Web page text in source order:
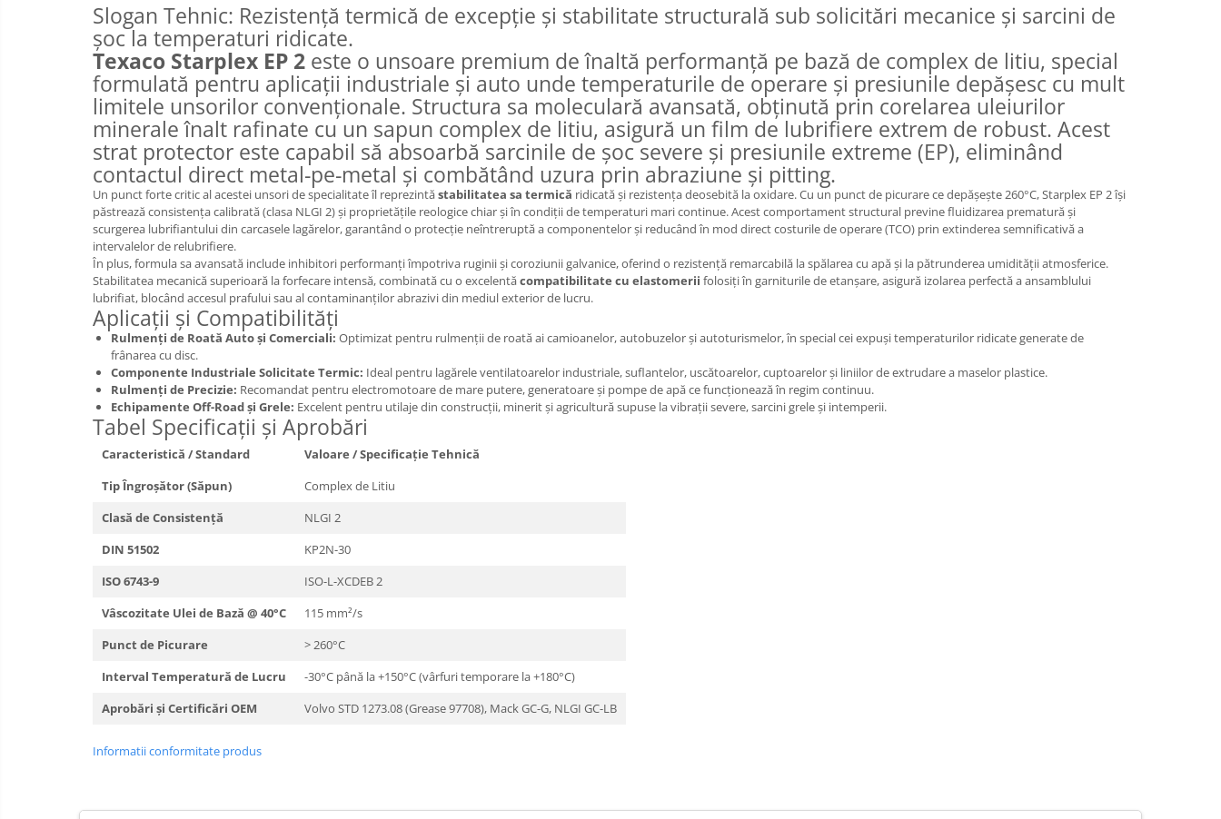
Slogan Tehnic: Rezistență termică de excepție și stabilitate structurală sub solicitări mecanice și sarcini de
șoc la temperaturi ridicate.
Texaco Starplex EP 2 este o unsoare premium de înaltă performanță pe bază de complex de litiu, special
formulată pentru aplicații industriale și auto unde temperaturile de operare și presiunile depășesc cu mult
limitele unsorilor convenționale. Structura sa moleculară avansată, obținută prin corelarea uleiurilor
minerale înalt rafinate cu un sapun complex de litiu, asigură un film de lubrifiere extrem de robust. Acest
strat protector este capabil să absoarbă sarcinile de șoc severe și presiunile extreme (EP), eliminând
contactul direct metal-pe-metal și combătând uzura prin abraziune și pitting.
Un punct forte critic al acestei unsori de specialitate îl reprezintăstabilitatea sa termică ridicată și rezistența deosebită la oxidare. Cu un punct de picurare ce depășește 260°C, Starplex EP 2 își
păstrează consistența calibrată (clasa NLGI 2) și proprietățile reologice chiar și în condiții de temperaturi mari continue. Acest comportament structural previne fluidizarea prematură și
scurgerea lubrifiantului din carcasele lagărelor, garantând o protecție neîntreruptă a componentelor și reducând în mod direct costurile de operare (TCO) prin extinderea semnificativă a
intervalelor de relubrifiere.
În plus, formula sa avansată include inhibitori performanți împotriva ruginii și coroziunii galvanice, oferind o rezistență remarcabilă la spălarea cu apă și la pătrunderea umidității atmosferice.
Stabilitatea mecanică superioară la forfecare intensă, combinată cu o excelentăcompatibilitate cu elastomerii folosiți în garniturile de etanșare, asigură izolarea perfectă a ansamblului
lubrifiat, blocând accesul prafului sau al contaminanților abrazivi din mediul exterior de lucru.
Aplicații și Compatibilități
Rulmenți de Roată Auto și Comerciali: Optimizat pentru rulmenții de roată ai camioanelor, autobuzelor și autoturismelor, în special cei expuși temperaturilor ridicate generate de
frânarea cu disc.
Componente Industriale Solicitate Termic: Ideal pentru lagărele ventilatoarelor industriale, suflantelor, uscătoarelor, cuptoarelor și liniilor de extrudare a maselor plastice.
Rulmenți de Precizie: Recomandat pentru electromotoare de mare putere, generatoare și pompe de apă ce funcționează în regim continuu.
Echipamente Off-Road și Grele: Excelent pentru utilaje din construcții, minerit și agricultură supuse la vibrații severe, sarcini grele și intemperii.
Tabel Specificații și Aprobări
Caracteristică / Standard
Valoare / Specificație Tehnică
Tip Îngroșător (Săpun)
Complex de Litiu
Clasă de Consistență
NLGI 2
DIN 51502
KP2N-30
ISO 6743-9
ISO-L-XCDEB 2
Vâscozitate Ulei de Bază @ 40°C
115 mm²/s
Punct de Picurare
> 260°C
Interval Temperatură de Lucru
-30°C până la +150°C (vârfuri temporare la +180°C)
Aprobări și Certificări OEM
Volvo STD 1273.08 (Grease 97708), Mack GC-G, NLGI GC-LB
Informatii conformitate produs